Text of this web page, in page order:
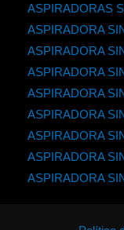
ASPIRADORAS
ASPIRADORA
ASPIRADORA
ASPIRADORA
ASPIRADORA
ASPIRADORA
ASPIRADORA
ASPIRADORA
ASPIRADORA